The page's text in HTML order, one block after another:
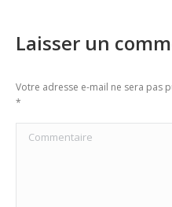
Laisser un
Votre adresse e-mail ne sera pas
*
Commentaire